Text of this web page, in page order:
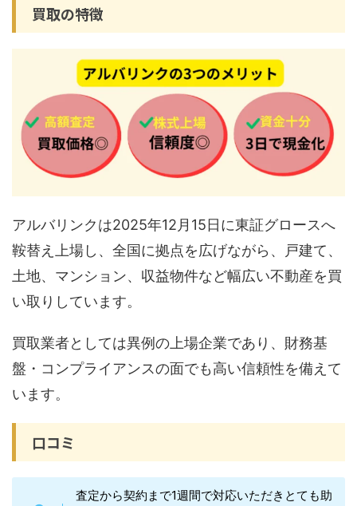
買取の特徴
アルバリンクは2025年12月15日に東証グロースへ
鞍替え上場し、全国に拠点を広げながら、戸建て、
土地、マンション、収益物件など幅広い不動産を買
い取りしています。
買取業者としては異例の上場企業であり、財務基
盤・コンプライアンスの面でも高い信頼性を備えて
います。
口コミ
査定から契約まで1週間で対応いただきとても助